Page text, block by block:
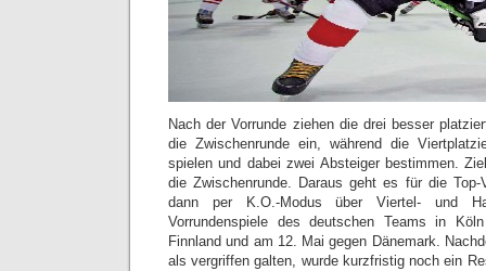
Nach der Vorrunde ziehen die drei besser
die Zwischenrunde ein, während die
spielen und dabei zwei Absteiger bestimmen.
die Zwischenrunde. Daraus geht es für die Top-
dann per K.O.-Modus über Viertel- und
Vorrundenspiele des deutschen Teams in
Finnland und am 12. Mai gegen Dänemark.
als vergriffen galten, wurde kurzfristig noch ein